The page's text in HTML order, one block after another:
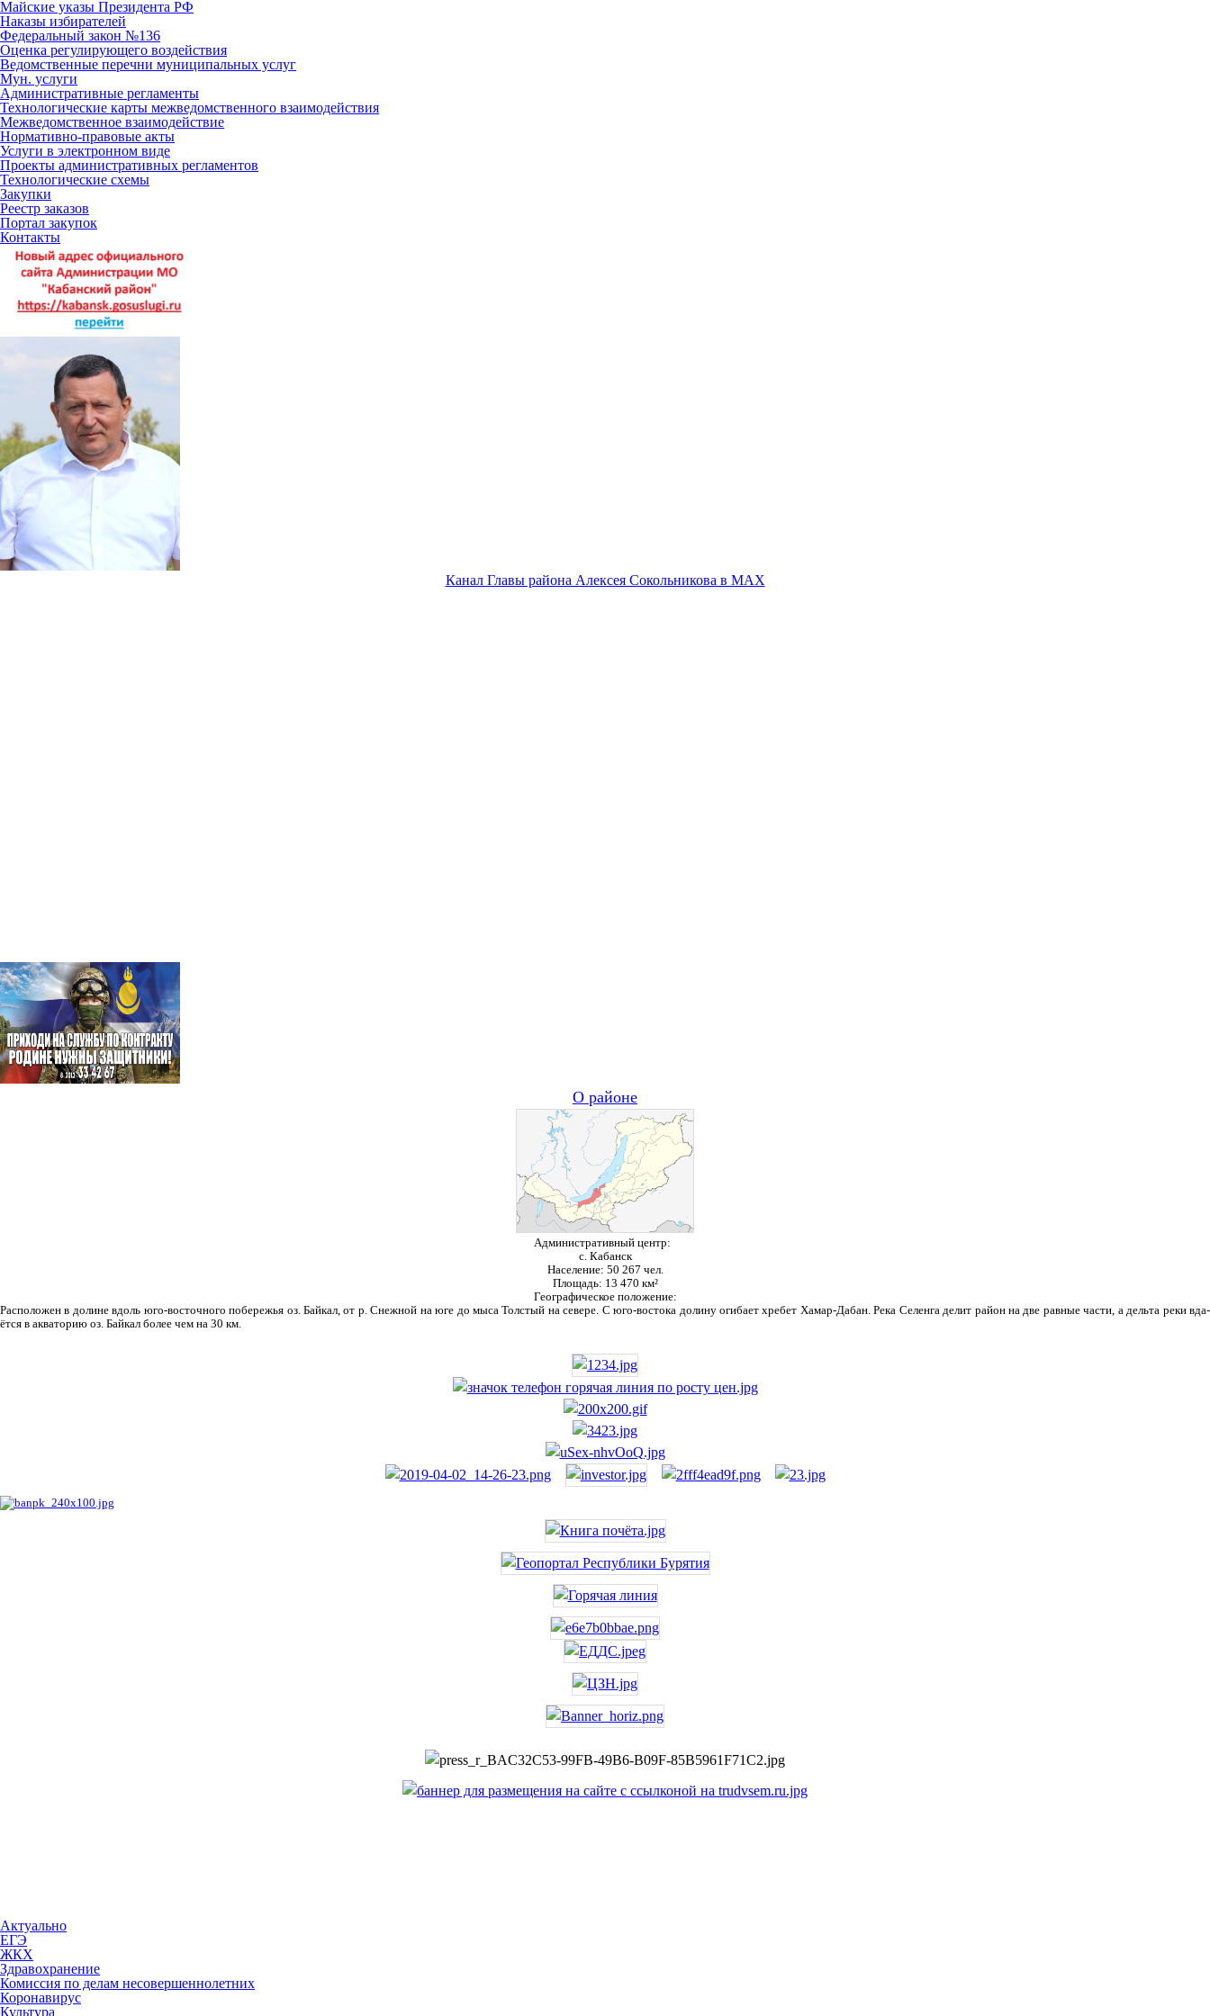
Майские указы Президента РФ
Наказы избирателей
Федеральный закон №136
Оценка регулирующего воздействия
Ведомственные перечни муниципальных услуг
Мун. услуги
Административные регламенты
Технологические карты межведомственного взаимодействия
Межведомственное взаимодействие
Нормативно-правовые акты
Услуги в электронном виде
Проекты административных регламентов
Технологические схемы
Закупки
Реестр заказов
Портал закупок
Контакты
Канал Главы района Алексея Сокольникова в MAX
О районе
Административный центр:
с. Кабанск
Население: 50 267 чел.
Площадь: 13 470 км²
Географическое положение:
Рас­положен в долине вдоль юго-восточного побережья оз. Байкал, от р. Снежной на юге до мыса Толстый на севере. С юго-востока долину огибает хребет Хамар-Дабан. Река Селенга делит район на две равные части, а дельта реки вда­
ётся в акваторию оз. Байкал более чем на 30 км.
Актуально
ЕГЭ
ЖКХ
Здравохранение
Комиссия по делам несовершеннолетних
Коронавирус
Культура